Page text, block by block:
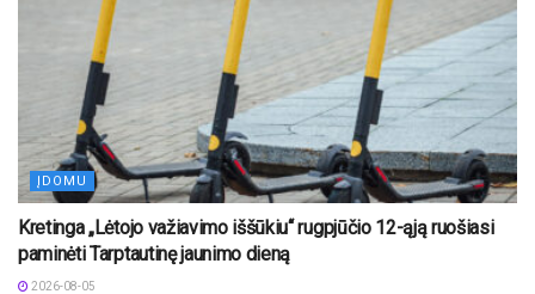
ĮDOMU
Kretinga „Lėtojo važiavimo iššūkiu“ rugpjūčio 12-ąją ruošiasi
paminėti Tarptautinę jaunimo dieną
2026-08-05